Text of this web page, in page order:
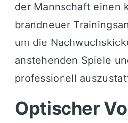
der Mannschaft einen
brandneuer
um die
anstehenden Spiele
professionell
Optischer